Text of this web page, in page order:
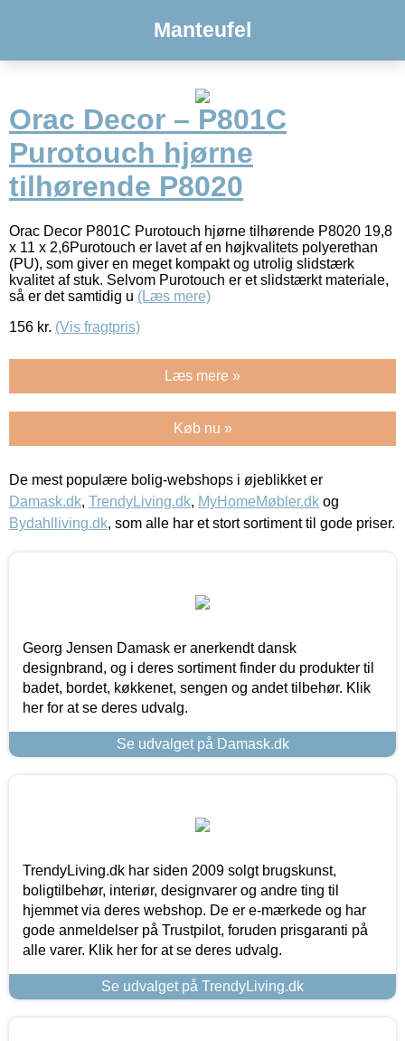
Manteufel
Orac Decor – P801C
Purotouch hjørne
tilhørende P8020
Orac Decor P801C Purotouch hjørne tilhørende P8020 19,8
x 11 x 2,6Purotouch er lavet af en højkvalitets polyerethan
(PU), som giver en meget kompakt og utrolig slidstærk
kvalitet af stuk. Selvom Purotouch er et slidstærkt materiale,
så er det samtidig u (Læs mere)
156 kr. (Vis fragtpris)
Læs mere »
Køb nu »
De mest populære bolig-webshops i øjeblikket er
Damask.dk, TrendyLiving.dk, MyHomeMøbler.dk og
Bydahlliving.dk, som alle har et stort sortiment til gode priser.
Georg Jensen Damask er anerkendt dansk
designbrand, og i deres sortiment finder du produkter til
badet, bordet, køkkenet, sengen og andet tilbehør. Klik
her for at se deres udvalg.
Se udvalget på Damask.dk
TrendyLiving.dk har siden 2009 solgt brugskunst,
boligtilbehør, interiør, designvarer og andre ting til
hjemmet via deres webshop. De er e-mærkede og har
gode anmeldelser på Trustpilot, foruden prisgaranti på
alle varer. Klik her for at se deres udvalg.
Se udvalget på TrendyLiving.dk